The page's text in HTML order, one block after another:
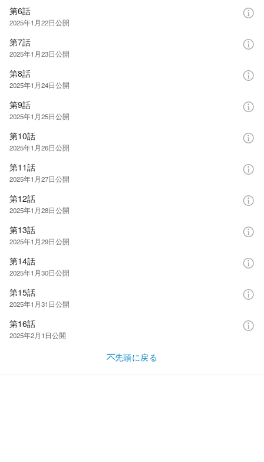
第6話
2025年1月22日公開
第7話
2025年1月23日公開
第8話
2025年1月24日公開
第9話
2025年1月25日公開
第10話
2025年1月26日公開
第11話
2025年1月27日公開
第12話
2025年1月28日公開
第13話
2025年1月29日公開
第14話
2025年1月30日公開
第15話
2025年1月31日公開
第16話
2025年2月1日公開
先頭に戻る